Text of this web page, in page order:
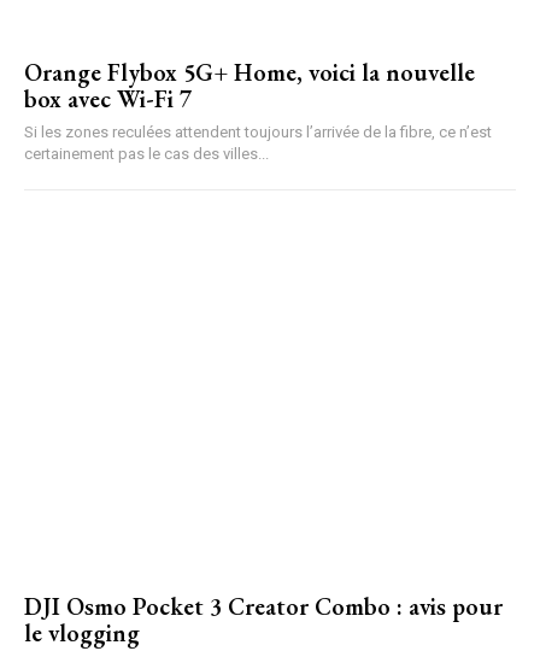
Orange Flybox 5G+ Home, voici la nouvelle
box avec Wi-Fi 7
Si les zones reculées attendent toujours l’arrivée de la fibre, ce n’est
certainement pas le cas des villes...
DJI Osmo Pocket 3 Creator Combo : avis pour
le vlogging